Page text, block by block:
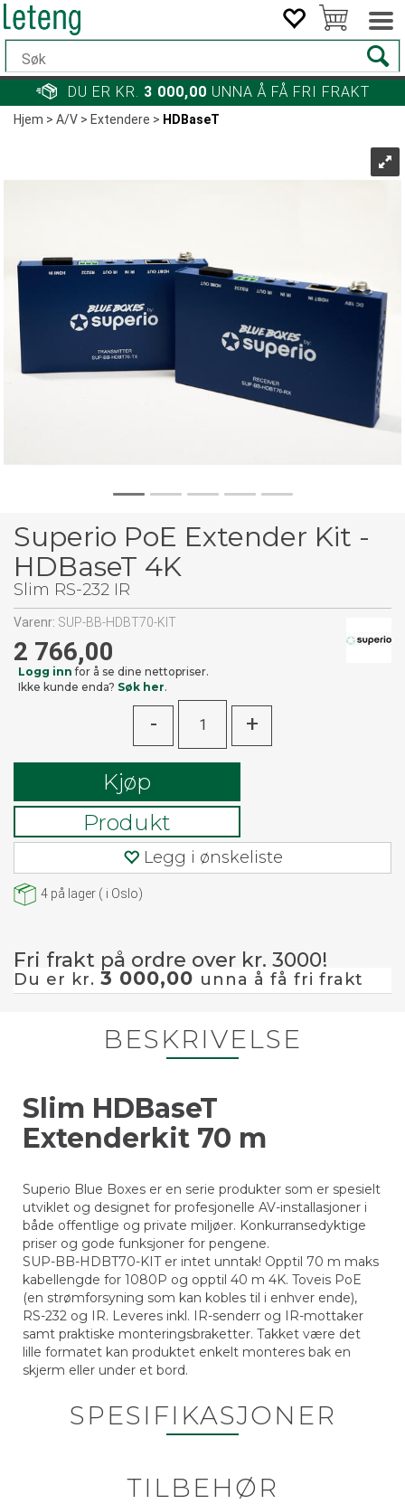
DU ER KR. 3 000,00 UNNA Å FÅ FRI FRAKT
Hjem>A/V>Extendere> HDBaseT
Superio PoE Extender Kit -
HDBaseT 4K
Slim RS-232 IR
Varenr: SUP-BB-HDBT70-KIT
2 766,00
Logg inn for å se dine nettopriser.
Ikke kunde enda? Søk her.
- +
Kjøp
Produkt
Legg i ønskeliste
4 på lager ( i Oslo)
Fri frakt på ordre over kr. 3000!
Du er kr. 3 000,00 unna å få fri frakt
BESKRIVELSE
Slim HDBaseT
Extenderkit 70 m
Superio Blue Boxes er en serie produkter som er spesielt
utviklet og designet for profesjonelle AV-installasjoner i
både offentlige og private miljøer. Konkurransedyktige
priser og gode funksjoner for pengene.
SUP-BB-HDBT70-KIT er intet unntak! Opptil 70 m maks
kabellengde for 1080P og opptil 40 m 4K. Toveis PoE
(en strømforsyning som kan kobles til i enhver ende),
RS-232 og IR. Leveres inkl. IR-senderr og IR-mottaker
samt praktiske monteringsbraketter. Takket være det
lille formatet kan produktet enkelt monteres bak en
skjerm eller under et bord.
SPESIFIKASJONER
TILBEHØR